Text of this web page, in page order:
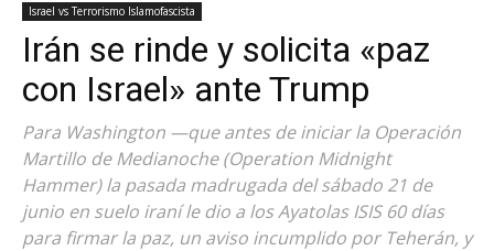
Israel vs Terrorismo Islamofascista
Irán se rinde y solicita «paz
con Israel» ante Trump
Para Washington —que antes de iniciar la Operación
Martillo de Medianoche (Operation Midnight
Hammer) la pasada madrugada del sábado 21 de
junio en suelo iraní le dio a los Ayatolas ISIS 60 días
para firmar la paz, un aviso incumplido por Teherán, y